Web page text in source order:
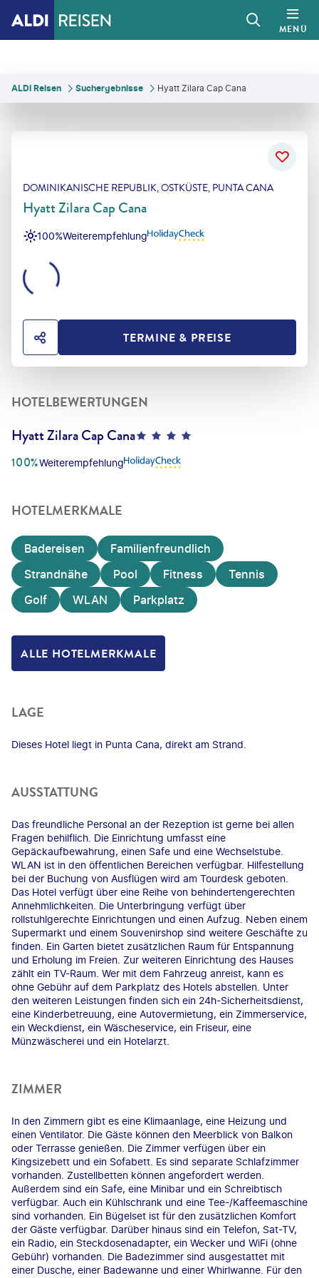
MENÜ
ALDI Reisen Suchergebnisse Hyatt Zilara Cap Cana
DOMINIKANISCHE REPUBLIK, OSTKÜSTE, PUNTA CANA
Hyatt Zilara Cap Cana
Weiterempfehlung
100%
HOTEL TEILENTERMINE & PREISE
HOTELBEWERTUNGEN
Hyatt Zilara Cap Cana
Weiterempfehlung
100%
HOTELMERKMALE
Badereisen
Familienfreundlich
Strandnähe
Pool Fitness
Tennis
Golf
WLAN Parkplatz
ALLE HOTELMERKMALE
LAGE
Dieses Hotel liegt in Punta Cana, direkt am Strand.
AUSSTATTUNG
Das freundliche Personal an der Rezeption ist gerne bei allen
Fragen behilflich. Die Einrichtung umfasst eine
Gepäckaufbewahrung, einen Safe und eine Wechselstube.
WLAN ist in den öffentlichen Bereichen verfügbar. Hilfestellung
bei der Buchung von Ausflügen wird am Tourdesk geboten.
Das Hotel verfügt über eine Reihe von behindertengerechten
Annehmlichkeiten. Die Unterbringung verfügt über
rollstuhlgerechte Einrichtungen und einen Aufzug. Neben einem
Supermarkt und einem Souvenirshop sind weitere Geschäfte zu
finden. Ein Garten bietet zusätzlichen Raum für Entspannung
und Erholung im Freien. Zur weiteren Einrichtung des Hauses
zählt ein TV-Raum. Wer mit dem Fahrzeug anreist, kann es
ohne Gebühr auf dem Parkplatz des Hotels abstellen. Unter
den weiteren Leistungen finden sich ein 24h-Sicherheitsdienst,
eine Kinderbetreuung, eine Autovermietung, ein Zimmerservice,
ein Weckdienst, ein Wäscheservice, ein Friseur, eine
Münzwäscherei und ein Hotelarzt.
ZIMMER
In den Zimmern gibt es eine Klimaanlage, eine Heizung und
einen Ventilator. Die Gäste können den Meerblick von Balkon
oder Terrasse genießen. Die Zimmer verfügen über ein
Kingsizebett und ein Sofabett. Es sind separate Schlafzimmer
vorhanden. Zustellbetten können angefordert werden.
Außerdem sind ein Safe, eine Minibar und ein Schreibtisch
verfügbar. Auch ein Kühlschrank und eine Tee-/Kaffeemaschine
sind vorhanden. Ein Bügelset ist für den zusätzlichen Komfort
der Gäste verfügbar. Darüber hinaus sind ein Telefon, Sat-TV,
ein Radio, ein Steckdosenadapter, ein Wecker und WiFi (ohne
Gebühr) vorhanden. Die Badezimmer sind ausgestattet mit
einer Dusche, einer Badewanne und einer Whirlwanne. Für den